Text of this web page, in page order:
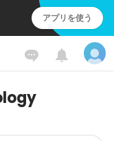
アプリを使う